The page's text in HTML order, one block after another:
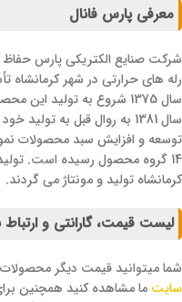
معرفی پارس فانال
رله های حرارتی در شهر کرمانشاه
سال 1375 شروع به تولید
توسعه و افزایش سبد محصولات
14 گروه محصول رسیده است.
کرمانشاه تولید و مونتاژ می گردند.
لیست قیمت، گارانتی و ارتباط
شما میتوانید قیمت دیگر
سایت ما مشاهده کنید همچنین